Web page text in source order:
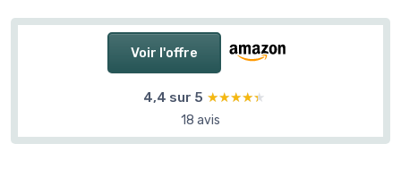
Voir l'offre
4,4 sur 5 ★★★★★
★★★★★
18 avis